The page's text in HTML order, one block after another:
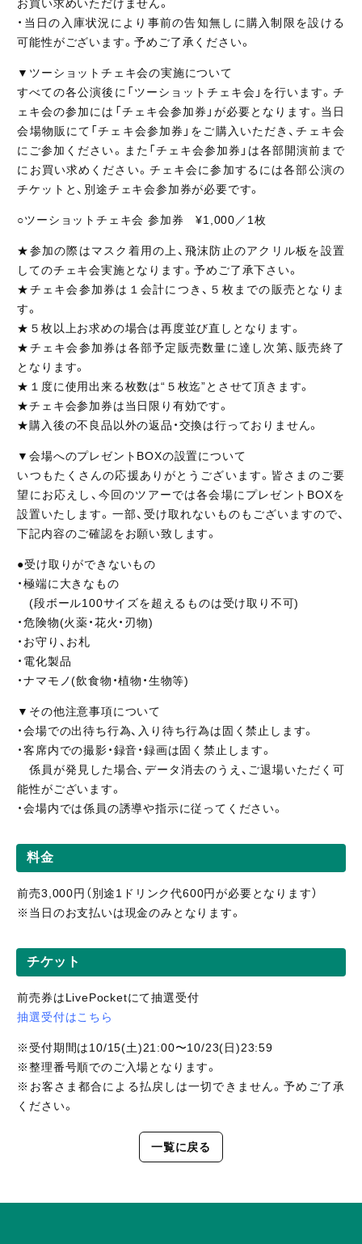
お買い求めいただけません。
・当日の入庫状況により事前の告知無しに購入制限を設ける
可能性がございます。予めご了承ください。
▼ツーショットチェキ会の実施について
すべての各公演後に「ツーショットチェキ会」を行います。チ
ェキ会の参加には「チェキ会参加券」が必要となります。当日
会場物販にて「チェキ会参加券」をご購入いただき、チェキ会
にご参加ください。また「チェキ会参加券」は各部開演前まで
にお買い求めください。チェキ会に参加するには各部公演の
チケットと、別途チェキ会参加券が必要です。
○ツーショットチェキ会 参加券 ¥1,000／1枚
★参加の際はマスク着用の上、飛沫防止のアクリル板を設置
してのチェキ会実施となります。予めご了承下さい。
★チェキ会参加券は１会計につき、５枚までの販売となりま
す。
★５枚以上お求めの場合は再度並び直しとなります。
★チェキ会参加券は各部予定販売数量に達し次第、販売終了
となります。
★１度に使用出来る枚数は“５枚迄”とさせて頂きます。
★チェキ会参加券は当日限り有効です。
★購入後の不良品以外の返品・交換は行っておりません。
▼会場へのプレゼントBOXの設置について
いつもたくさんの応援ありがとうございます。皆さまのご要
望にお応えし、今回のツアーでは各会場にプレゼントBOXを
設置いたします。一部、受け取れないものもございますので、
下記内容のご確認をお願い致します。
●受け取りができないもの
・極端に大きなもの
(段ボール100サイズを超えるものは受け取り不可)
・危険物(火薬・花火・刃物)
・お守り、お札
・電化製品
・ナマモノ(飲食物・植物・生物等)
▼その他注意事項について
・会場での出待ち行為、入り待ち行為は固く禁止します。
・客席内での撮影・録音・録画は固く禁止します。
係員が発見した場合、データ消去のうえ、ご退場いただく可
能性がございます。
・会場内では係員の誘導や指示に従ってください。
料金
前売3,000円（別途1ドリンク代600円が必要となります）
※当日のお支払いは現金のみとなります。
チケット
前売券はLivePocketにて抽選受付
抽選受付はこちら
※受付期間は10/15(土)21:00〜10/23(日)23:59
※整理番号順でのご入場となります。
※お客さま都合による払戻しは一切できません。予めご了承
ください。
一覧に戻る